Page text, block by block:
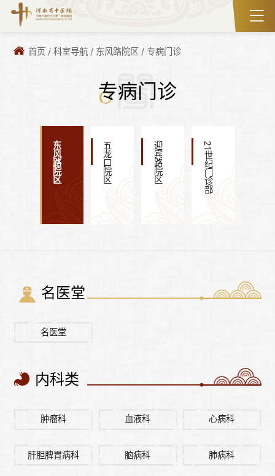
首页 /科室导航 / 东风路院区 /专病门诊
专病门诊
东风路院区 五龙口院区 迎宾路院区 21世纪门诊部
名医堂
名医堂
内科类
肿瘤科 血液科 心病科
肝胆脾胃病科 脑病科 肺病科